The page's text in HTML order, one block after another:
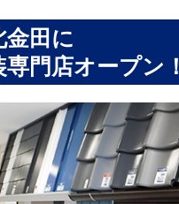
金田に
門店オープン！